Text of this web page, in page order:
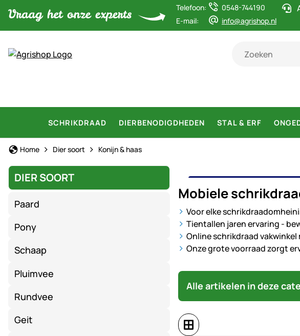
Telefoon:
0548-744190
E-mail:
info@agrishop.nl
SCHRIKDRAAD DIERBENODIGDHEDEN STAL & ERF
Home Dier soort Konijn & haas
DIER SOORT
Paard
Pony
Schaap
Pluimvee
Rundvee
Geit
MOBIELE
Mobiele
Voor elke
Tientallen jaren ervaring -
Online schrikdraad
Onze grote voorraad zorgt
Alle artikelen in deze